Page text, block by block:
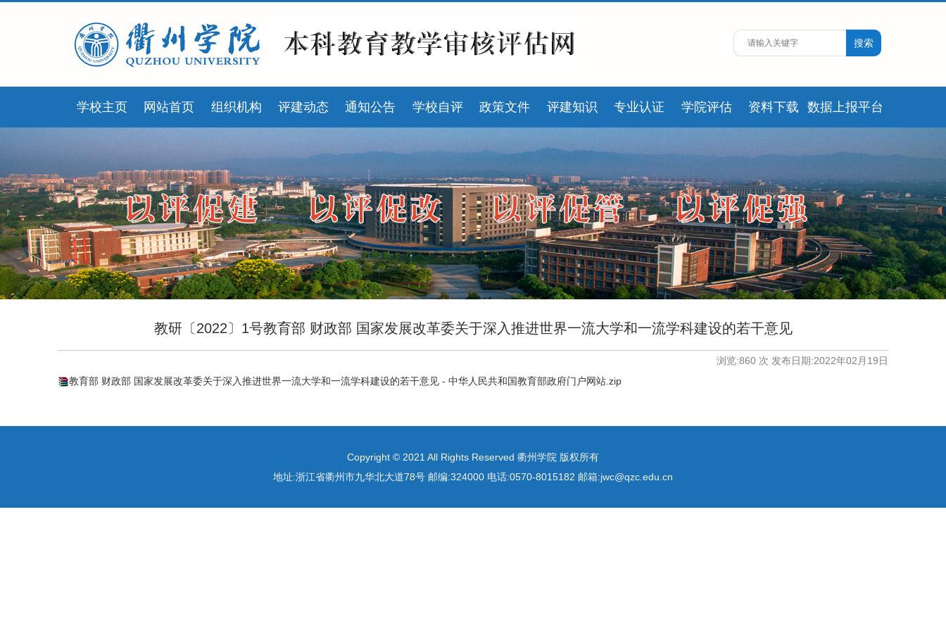
学校主页 网站首页 组织机构 评建动态 通知公告 学校自评 政策文件 评建知识 专业认证 学院评估 资料下载 数据上报平台
教研〔2022〕1号教育部 财政部 国家发展改革委关于深入推进世界一流大学和一流学科建设的若干意见
浏览:860 次 发布日期:2022年02月19日
教育部 财政部 国家发展改革委关于深入推进世界一流大学和一流学科建设的若干意见 - 中华人民共和国教育部政府门户网站.zip
Copyright © 2021 All Rights Reserved 衢州学院 版权所有
地址:浙江省衢州市九华北大道78号 邮编:324000 电话:0570-8015182 邮箱:jwc@qzc.edu.cn